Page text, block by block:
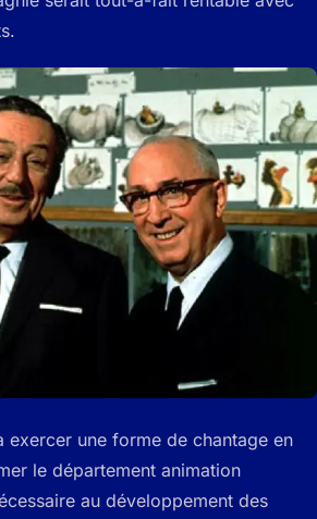
exercer une forme de chantage en
le département animation
au développement des